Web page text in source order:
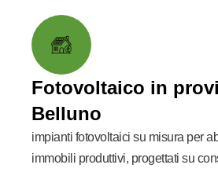
Fotovoltaico in
Belluno
impianti fotovoltaici su misura per
immobili produttivi, progettati su